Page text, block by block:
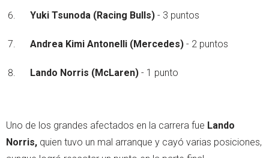
Yuki Tsunoda (Racing Bulls) - 3 puntos
Andrea Kimi Antonelli (Mercedes) - 2 puntos
Lando Norris (McLaren) - 1 punto
Uno de los grandes afectados en la carrera fue Lando
Norris, quien tuvo un mal arranque y cayó varias posiciones,